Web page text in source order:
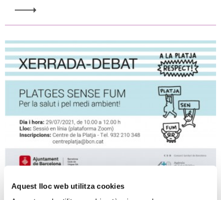
Aquest lloc web utilitza cookies
Xerrada Platges sense fum